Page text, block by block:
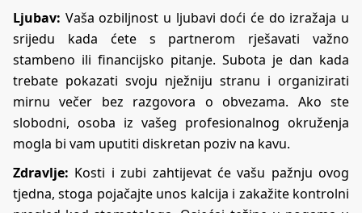
Ljubav: Vaša ozbiljnost u ljubavi doći će do izražaja u
srijedu kada ćete s partnerom rješavati važno
stambeno ili financijsko pitanje. Subota je dan kada
trebate pokazati svoju nježniju stranu i organizirati
mirnu večer bez razgovora o obvezama. Ako ste
slobodni, osoba iz vašeg profesionalnog okruženja
mogla bi vam uputiti diskretan poziv na kavu.
Zdravlje: Kosti i zubi zahtijevat će vašu pažnju ovog
tjedna, stoga pojačajte unos kalcija i zakažite kontrolni